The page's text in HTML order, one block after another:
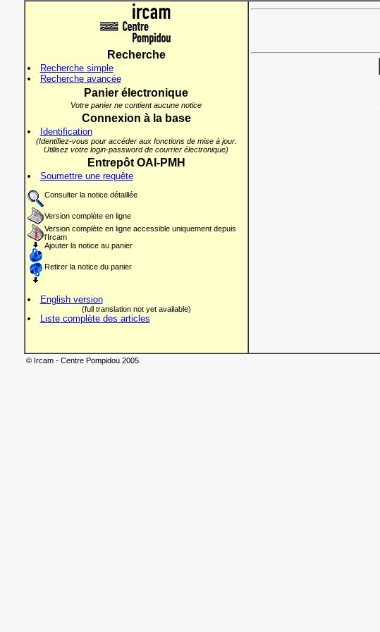
Recherche
Recherche simple
Recherche avancée
Panier électronique
Votre panier ne contient aucune notice
Connexion à la base
Identification
(Identifiez-vous pour accéder aux fonctions de mise à jour.
Utilisez votre login-password de courrier électronique)
Entrepôt OAI-PMH
Soumettre une requête
Consulter la notice détaillée
Version complète en ligne
Version complète en ligne accessible uniquement depuis
l'Ircam
Ajouter la notice au panier
Retirer la notice du panier
English version
(full translation not yet available)
Liste complète des articles
© Ircam - Centre Pompidou 2005.